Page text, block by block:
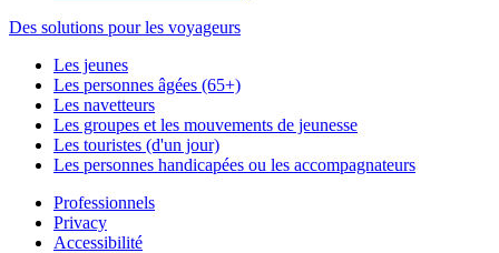
Des solutions pour les voyageurs
Les jeunes
Les personnes âgées (65+)
Les navetteurs
Les groupes et les mouvements de jeunesse
Les touristes (d'un jour)
Les personnes handicapées ou les accompagnateurs
Professionnels
Privacy
Accessibilité